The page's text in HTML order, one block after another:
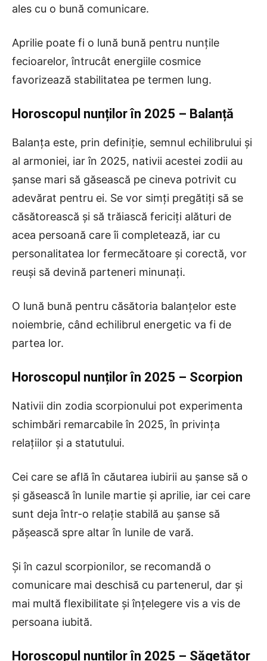
ales cu o bună comunicare.
Aprilie poate fi o lună bună pentru nunțile
fecioarelor, întrucât energiile cosmice
favorizează stabilitatea pe termen lung.
Horoscopul nunților în 2025 – Balanță
Balanța este, prin definiție, semnul echilibrului și
al armoniei, iar în 2025, nativii acestei zodii au
șanse mari să găsească pe cineva potrivit cu
adevărat pentru ei. Se vor simți pregătiți să se
căsătorească și să trăiască fericiți alături de
acea persoană care îi completează, iar cu
personalitatea lor fermecătoare și corectă, vor
reuși să devină parteneri minunați.
O lună bună pentru căsătoria balanțelor este
noiembrie, când echilibrul energetic va fi de
partea lor.
Horoscopul nunților în 2025 – Scorpion
Nativii din zodia scorpionului pot experimenta
schimbări remarcabile în 2025, în privința
relațiilor și a statutului.
Cei care se află în căutarea iubirii au șanse să o
și găsească în lunile martie și aprilie, iar cei care
sunt deja într-o relație stabilă au șanse să
pășească spre altar în lunile de vară.
Și în cazul scorpionilor, se recomandă o
comunicare mai deschisă cu partenerul, dar și
mai multă flexibilitate și înțelegere vis a vis de
persoana iubită.
Horoscopul nunților în 2025 – Săgetător